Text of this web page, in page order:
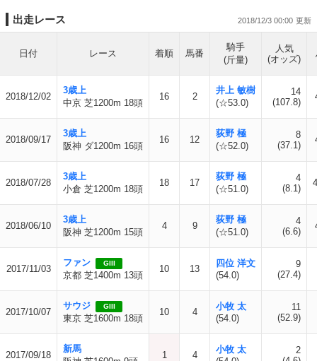
出走レース 2018/12/3 00:00
日付 レース 着順 馬番
騎手
(斤量)
人気
(オッズ)
2018/12/02
3歳上
中京 芝1200m 18頭
16 2
井上 敏樹
(☆53.0)
14
(107.8)
2018/09/17
3歳上
阪神 ダ1200m 16頭
16 12
荻野 極
(☆52.0)
8
(37.1)
2018/07/28
3歳上
小倉 芝1200m 18頭
18 17
荻野 極
(☆51.0)
4
(8.1)
2018/06/10
3歳上
阪神 芝1200m 15頭
4 9
荻野 極
(☆51.0)
4
(6.6)
2017/11/03
ファン GIII
京都 芝1400m 13頭
10 13
四位 洋文
(54.0)
9
(27.4)
2017/10/07
サウジ GIII
東京 芝1600m 18頭
10 4
小牧 太
(54.0)
11
(52.9)
2017/09/18
新馬
1 4
小牧 太
2